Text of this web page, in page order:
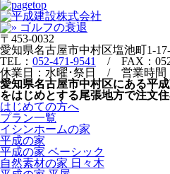
〒453-0032
愛知県名古屋市中村区塩池町1-
TEL： 052-471-9541
/ FAX：
休業日：水曜･祭日 / 営業時間
愛知県名古屋市中村区にある平
をはじめとする尾張地方で注文
はじめての方へ
プラン一覧
イシンホームの家
平成の家
平成の家 ベーシック
自然素材の家 日々木